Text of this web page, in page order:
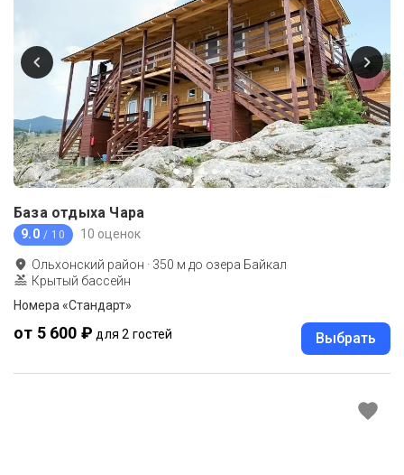
База отдыха Чара
9.0 / 10 10 оценок
Ольхонский район · 350 м до озера Байкал
Крытый бассейн
Номера «Стандарт»
от 5 600 ₽ для 2 гостей Выбрать